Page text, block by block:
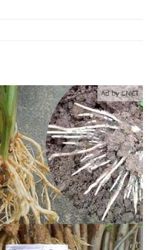
Ad by CNCT